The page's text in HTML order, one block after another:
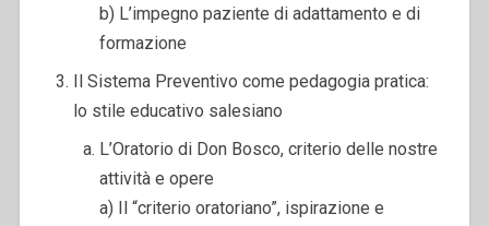
b) L’impegno paziente di adattamento e di
formazione
Il Sistema Preventivo come pedagogia pratica:
lo stile educativo salesiano
L’Oratorio di Don Bosco, criterio delle nostre
attività e opere
a) Il “criterio oratoriano”, ispirazione e